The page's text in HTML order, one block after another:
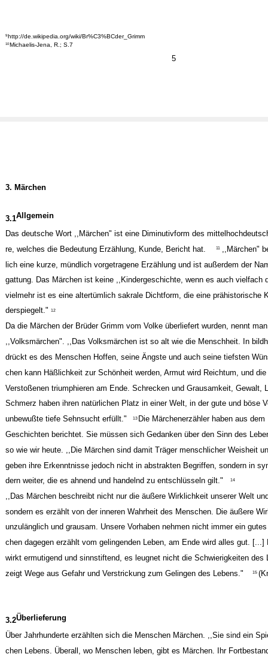
5
9 http://de.wikipedia.org/wiki/Br%C3%BCder_Grimm
10 Michaelis-Jena, R.; S.7
3. Märchen
3.1Allgemein
Das deutsche Wort ,,Märchen" ist eine Diminutivform des
re, welches die Bedeutung Erzählung, Kunde, Bericht hat.
11
,,Märchen"
lich eine kurze, mündlich vorgetragene Erzählung und ist außerdem der
gattung. Das Märchen ist keine ,,Kindergeschichte, wenn es auch vielfach
vielmehr ist es eine altertümlich sakrale Dichtform, die eine prähistorische
derspiegelt." 12
Da die Märchen der Brüder Grimm vom Volke überliefert wurden, nennt
,,Volksmärchen". ,,Das Volksmärchen ist so alt wie die Menschheit. In
drückt es des Menschen Hoffen, seine Ängste und auch seine tiefsten
chen kann Häßlichkeit zur Schönheit werden, Armut wird Reichtum, und
Verstoßenen triumphieren am Ende. Schrecken und Grausamkeit, Gewalt,
Schmerz haben ihren natürlichen Platz in einer Welt, in der gute und böse
unbewußte tiefe Sehnsucht erfüllt."
13 Die Märchenerzähler haben aus
Geschichten berichtet. Sie müssen sich Gedanken über den Sinn des
so wie wir heute. ,,Die Märchen sind damit Träger menschlicher Weisheit
geben ihre Erkenntnisse jedoch nicht in abstrakten Begriffen, sondern in
dern weiter, die es ahnend und handelnd zu entschlüsseln gilt."
14
,,Das Märchen beschreibt nicht nur die äußere Wirklichkeit unserer Welt
sondern es erzählt von der inneren Wahrheit des Menschen. Die äußere
unzulänglich und grausam. Unsere Vorhaben nehmen nicht immer ein
chen dagegen erzählt vom gelingenden Leben, am Ende wird alles gut. [...]
wirkt ermutigend und sinnstiftend, es leugnet nicht die Schwierigkeiten des
zeigt Wege aus Gefahr und Verstrickung zum Gelingen des Lebens."
15
3.2Überlieferung
Über Jahrhunderte erzählten sich die Menschen Märchen. ,,Sie sind ein
chen Lebens. Überall, wo Menschen leben, gibt es Märchen. Ihr